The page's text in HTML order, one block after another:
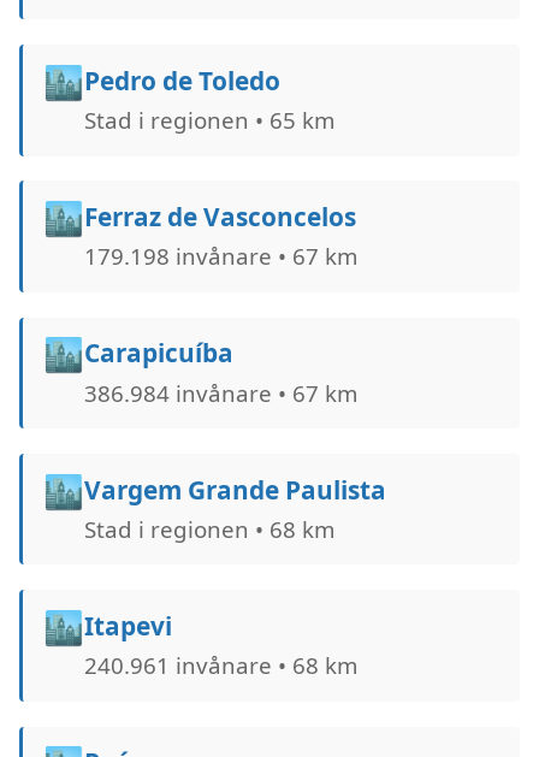
🏙️Pedro de Toledo
Stad i regionen • 65 km
🏙️Ferraz de Vasconcelos
179.198 invånare • 67 km
🏙️Carapicuíba
386.984 invånare • 67 km
🏙️Vargem Grande Paulista
Stad i regionen • 68 km
🏙️Itapevi
240.961 invånare • 68 km